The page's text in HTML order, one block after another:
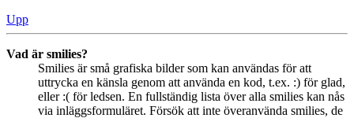
Upp
Vad är smilies?
Smilies är små grafiska bilder som kan användas för att
uttrycka en känsla genom att använda en kod, t.ex. :) för glad,
eller :( för ledsen. En fullständig lista över alla smilies kan nås
via inläggsformuläret. Försök att inte överanvända smilies, de